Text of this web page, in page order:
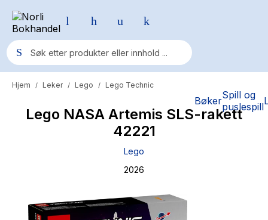
BøkerSpill og
puslespill
Populære søk
Pokemon
Fury Bound - Sable Sorensen
Elizabeth Strout
Hjem / Leker / Lego / Lego Technic
Lego NASA Artemis SLS-rakett
42221
Lego
2026